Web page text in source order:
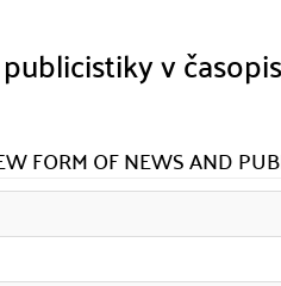
v
FORM OF NEWS AND